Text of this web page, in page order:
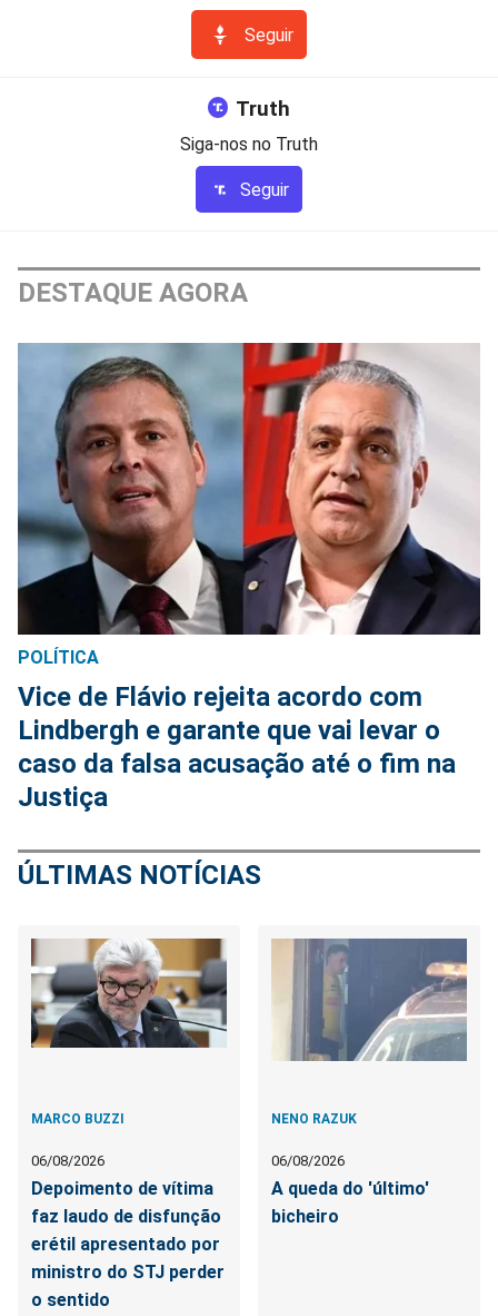
Seguir
Truth
Siga-nos no Truth
Seguir
DESTAQUE AGORA
POLÍTICA
Vice de Flávio rejeita acordo com
Lindbergh e garante que vai levar o
caso da falsa acusação até o fim na
Justiça
ÚLTIMAS NOTÍCIAS
MARCO BUZZI
06/08/2026
Depoimento de vítima
faz laudo de disfunção
erétil apresentado por
ministro do STJ perder
o sentido
NENO RAZUK
06/08/2026
A queda do 'último'
bicheiro